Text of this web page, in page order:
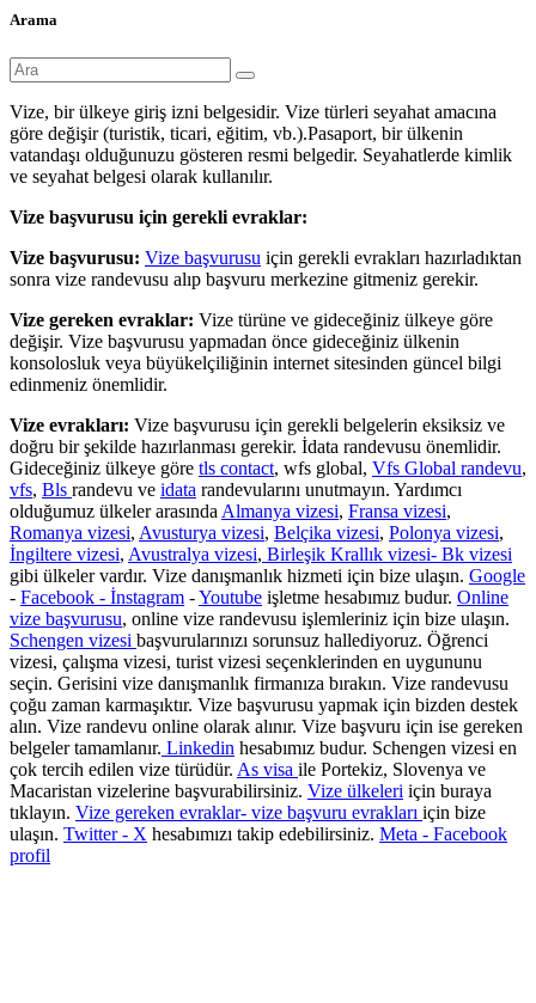
Arama
Vize, bir ülkeye giriş izni belgesidir. Vize türleri seyahat amacına
göre değişir (turistik, ticari, eğitim, vb.).Pasaport, bir ülkenin
vatandaşı olduğunuzu gösteren resmi belgedir. Seyahatlerde kimlik
ve seyahat belgesi olarak kullanılır.
Vize başvurusu için gerekli evraklar:
Vize başvurusu: Vize başvurusu için gerekli evrakları hazırladıktan
sonra vize randevusu alıp başvuru merkezine gitmeniz gerekir.
Vize gereken evraklar: Vize türüne ve gideceğiniz ülkeye göre
değişir. Vize başvurusu yapmadan önce gideceğiniz ülkenin
konsolosluk veya büyükelçiliğinin internet sitesinden güncel bilgi
edinmeniz önemlidir.
Vize evrakları: Vize başvurusu için gerekli belgelerin eksiksiz ve
doğru bir şekilde hazırlanması gerekir. İdata randevusu önemlidir.
Gideceğiniz ülkeye göre tls contact, wfs global, Vfs Global randevu,
vfs, Bls randevu ve idata randevularını unutmayın. Yardımcı
olduğumuz ülkeler arasında Almanya vizesi, Fransa vizesi,
Romanya vizesi, Avusturya vizesi, Belçika vizesi, Polonya vizesi,
İngiltere vizesi, Avustralya vizesi, Birleşik Krallık vizesi- Bk vizesi
gibi ülkeler vardır. Vize danışmanlık hizmeti için bize ulaşın. Google
- Facebook - İnstagram -Youtube işletme hesabımız budur. Online
vize başvurusu, online vize randevusu işlemleriniz için bize ulaşın.
Schengen vizesi başvurularınızı sorunsuz hallediyoruz. Öğrenci
vizesi, çalışma vizesi, turist vizesi seçenklerinden en uygununu
seçin. Gerisini vize danışmanlık firmanıza bırakın. Vize randevusu
çoğu zaman karmaşıktır. Vize başvurusu yapmak için bizden destek
alın. Vize randevu online olarak alınır. Vize başvuru için ise gereken
belgeler tamamlanır. Linkedin hesabımız budur. Schengen vizesi en
çok tercih edilen vize türüdür. As visa ile Portekiz, Slovenya ve
Macaristan vizelerine başvurabilirsiniz. Vize ülkeleri için buraya
tıklayın. Vize gereken evraklar- vize başvuru evrakları için bize
ulaşın. Twitter - X hesabımızı takip edebilirsiniz. Meta - Facebook
profil